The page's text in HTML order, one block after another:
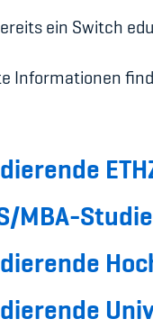
ein Switch
Informationen
MBA-